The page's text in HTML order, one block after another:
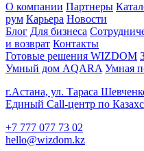
О компании Партнеры
рум Карьера Новости
Блог Для бизнеса
и возврат Контакты
Готовые решения WIZDOM
Умный дом AQARA Умная
г.Астана, ул. Тараса
Единый Call-центр по
+7 777 077 73 02
hello@wizdom.kz